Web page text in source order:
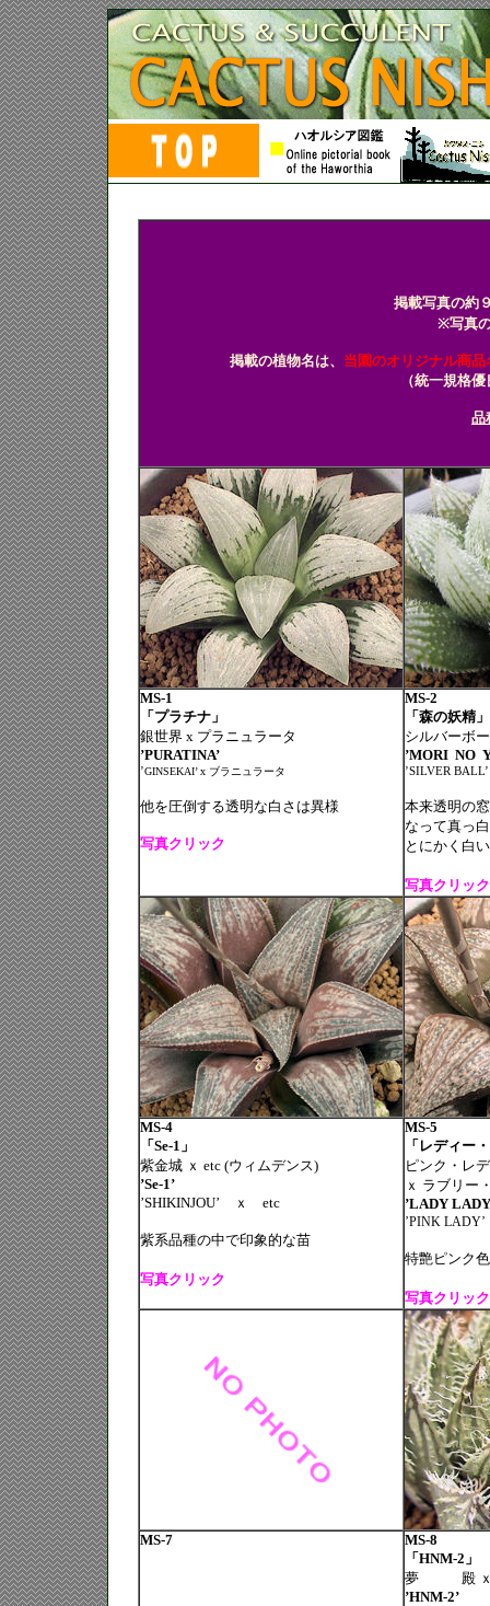
掲載写真の約
※写真
掲載の植物名は、 当園のオリジナル商品
（統一規格
品
MS-1
「プラチナ」
銀世界 x プラニュラータ
’PURATINA’
’GINSEKAI’ x ブラニュラータ
他を圧倒する透明な白さは異様
写真クリック
MS-2
「森の妖精
シルバーボ
’MORI NO
’SILVER BALL’
本来透明の
なって真っ白
とにかく白
写真クリック
MS-4
「Se-1」
紫金城 ｘ etc (ウィムデンス)
’Se-1’
’SHIKINJOU’ ｘ etc
紫系品種の中で印象的な苗
写真クリック
MS-5
「レディー
ピンク・レ
ｘ ラブリー
’LADY
’PINK LADY’
特艶ピンク
写真クリック
MS-7
MS-8
「HNM-2」
夢 殿 ｘ
’HNM-2’